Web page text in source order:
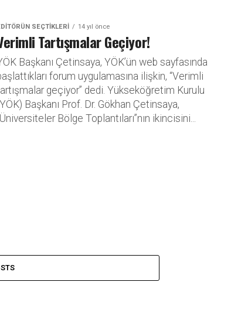
SEÇTIKLERI 14 yıl önce
Tartışmalar Geçiyor!
Başkanı Çetinsaya, YÖK’ün web sayfasında
forum uygulamasına ilişkin, “Verimli
geçiyor” dedi. Yükseköğretim Kurulu
Başkanı Prof. Dr. Gökhan Çetinsaya,
Bölge Toplantıları”nın ikincisini...